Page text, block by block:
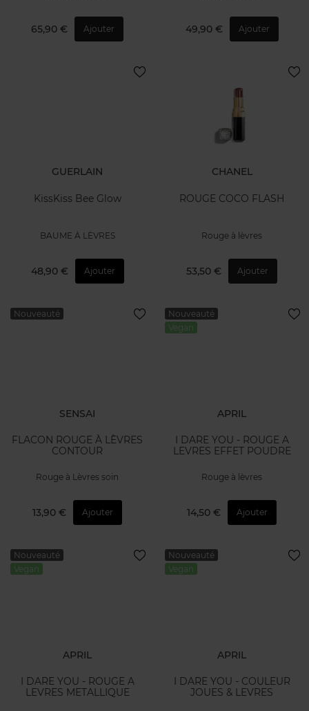
65,90 € Ajouter 49,90 € Ajouter
GUERLAIN
KissKiss Bee Glow
BAUME À LÈVRES
48,90 € Ajouter
CHANEL
ROUGE COCO FLASH
Rouge à lèvres
53,50 € Ajouter
Nouveauté
SENSAI
FLACON ROUGE À LÈVRES
CONTOUR
Rouge à Lèvres soin
13,90 € Ajouter
Nouveauté
Vegan
APRIL
I DARE YOU - ROUGE A
LEVRES EFFET POUDRE
Rouge à lèvres
14,50 € Ajouter
Nouveauté
Vegan
APRIL
I DARE YOU - ROUGE A
LEVRES METALLIQUE
Nouveauté
Vegan
APRIL
I DARE YOU - COULEUR
JOUES & LEVRES